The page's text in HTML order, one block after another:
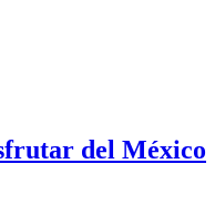
del México